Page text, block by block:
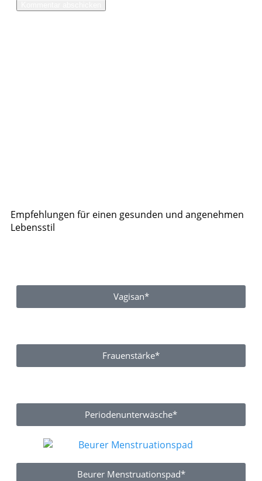
Empfehlungen für einen gesunden und angenehmen
Lebensstil
Vagisan*
Frauenstärke*
Periodenunterwäsche*
Beurer Menstruationspad*